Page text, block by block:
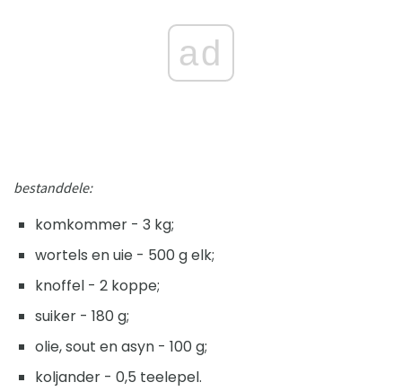
ad
bestanddele:
komkommer - 3 kg;
wortels en uie - 500 g elk;
knoffel - 2 koppe;
suiker - 180 g;
olie, sout en asyn - 100 g;
koljander - 0,5 teelepel.